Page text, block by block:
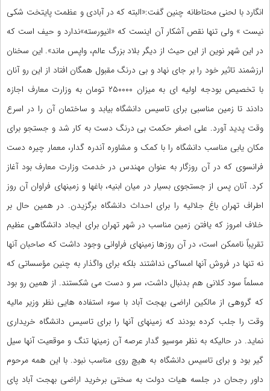
انگارد با لحنی محتاطانه چنین گفت:«البته که در آبادی و عظمت پایتخت شکی
نیست » ولی تنها نقص آشکار آن اینست که «انیورسته»ندارد و حیف است که
در این شهر نوین از این حیث از دیگر بلاد بزرگ عالم، واپس ماند». این سخنان
ارزشمند تاثیر خود را بر جای نهاد و بی درنگ مقبول همگان افتاد از این رو آنان
با تخصیص بودجه اولیه ای به میزان ۲۵۰۰۰۰ تومان به وزارت معارف اجازه
دادند تا زمین مناسبی برای تاسیس دانشگاه بیابد و ساختمان آن را در اسرع
وقت پدید آورد. علی اصغر حکمت بی درنگ دست به کار شد و جستجو برای
مکان یابی مناسب دانشگاه را با کمک و مشاوره آندره گدار، معمار چیره دست
فرانسوی که در آن روزگار به عنوان مهندس در خدمت وزارت معارف بود آغاز
کرد. آنان پس از جستجوی بسیار در میان ابنیه، باغها و زمینهای فراوان آن روز
اطراف تهران باغ جلالیه را برای احداث دانشگاه برگزیدن. در همین حال بر
خلاف امروز که یافتن زمین مناسب در شهر تهران برای ایجاد دانشگاهی عظیم
تقریباً ناممکن است، در آن روزها زمینهای فراوانی وجود داشت که صاحبان آنها
نه تنها در فروش آنها امساکی نداشتند بلکه برای واگذار به چنین مؤسساتی که
مسلماً سود کلانی هم بدنبال داشت، سر و دست می شکستند. از همین رو بود
که گروهی از مالکین اراضی بهجت آباد با سوء استفاده هایی نظر وزیر مالیه
وقت را جلب کرده بودند که زمینهای آنها را برای تاسیس دانشگاه خریداری
نماید. در حالیکه به نظر موسیو گدار عرصه آن زمینها تنگ و موقعیت آنها سیل
گیر بود و برای تاسیس دانشگاه به هیچ روی مناسب نبود. با این همه مرحوم
داور رجحان در جلسه هیات دولت به سختی برخرید اراضی بهجت آباد پای